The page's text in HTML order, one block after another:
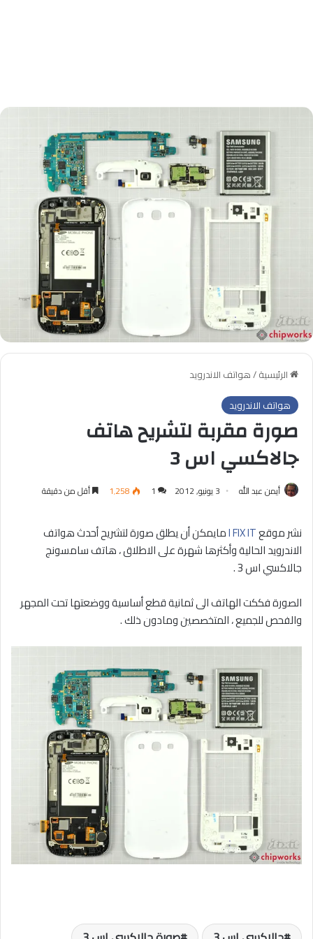
الرئيسية/هواتف الاندرويد
هواتف الاندرويد
صورة مقربة لتشريح هاتف
جالاكسي اس 3
أيمن عبد الله 3 يونيو, 2012 1 1٬258 أقل من دقيقة
نشر موقعI FIX ITمايمكن أن يطلق صورة لتشريح أحدث هواتف
الاندرويد الحالية وأكثرها شهرة على الاطلاق ، هاتف سامسونج
جالاكسي اس 3 .
الصورة فككت الهاتف الى ثمانية قطع أساسية ووضعتها تحت المجهر
والفحص للجميع ، المتخصصين ومادون ذلك .